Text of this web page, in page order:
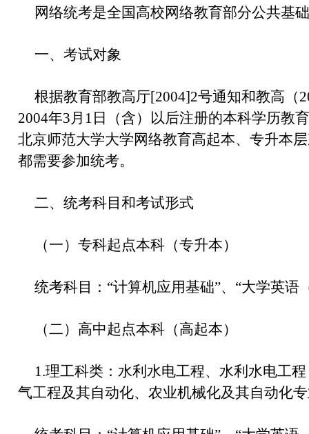
网络统考是全国高校网络教育部分公共基
一、考试对象
根据教育部教高厅[2004]2号通知和教高（
2004年3月1日（含）以后注册的本科学历教
北京师范大学大学网络教育高起本、专升本
都需要参加统考。
二、统考科目和考试形式
（一）专科起点本科（专升本）
统考科目：“计算机应用基础”、“大学英语
（二）高中起点本科（高起本）
1.理工科类：水利水电工程、水利水电工
气工程及其自动化、农业机械化及其自动化